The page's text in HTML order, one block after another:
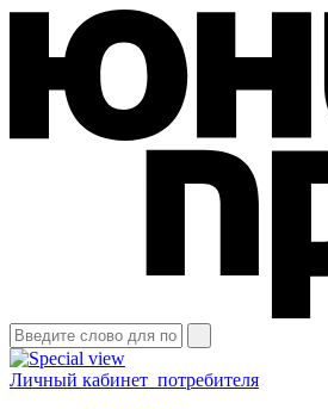
Личный кабинет потребителя